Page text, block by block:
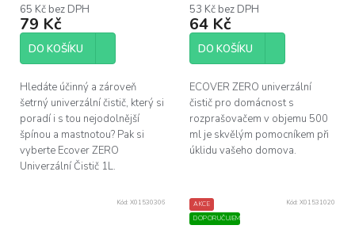
produktu
je
5,0
5
65 Kč bez DPH
79 Kč
DO KOŠÍKU
Hledáte účinný a zároveň
šetrný univerzální čistič, který si
poradí i s tou nejodolnější
špínou a mastnotou? Pak si
vyberte Ecover ZERO
Univerzální Čistič 1L.
produktu
je
5,0
5
53 Kč bez DPH
64 Kč
DO KOŠÍKU
ECOVER ZERO univerzální
čistič pro domácnost s
rozprašovačem v objemu 500
ml je skvělým pomocníkem při
úklidu vašeho domova.
Kód: X01530306
AKCE
DOPORUČUJEME
Kód: X01531020